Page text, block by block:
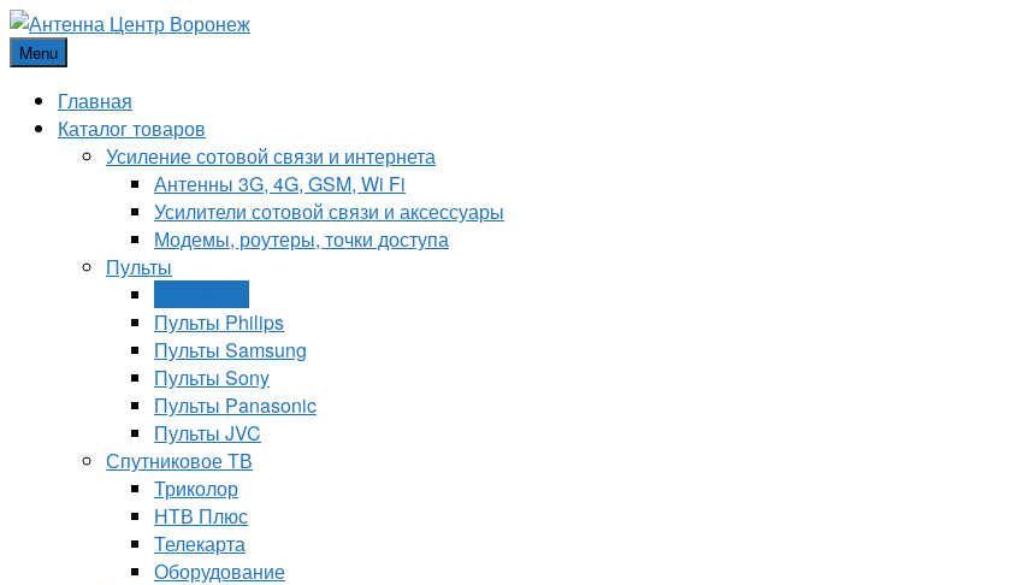
Menu
Главная
Каталог товаров
Усиление сотовой связи и интернета
Антенны 3G, 4G, GSM, Wi Fi
Усилители сотовой связи и аксессуары
Модемы, роутеры, точки доступа
Пульты
Пульты Philips
Пульты Samsung
Пульты Sony
Пульты Panasonic
Пульты JVC
Спутниковое ТВ
Триколор
НТВ Плюс
Телекарта
Оборудование